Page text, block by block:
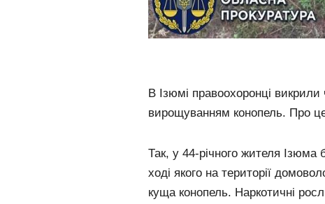
В Ізюмі правоохоронці
вирощуванням конопель. Про
Так, у 44-річного жителя
ході якого на території
куща конопель. Наркотичні